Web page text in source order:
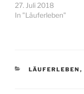
27. Juli 2018
In "Läuferleben"
KATEGORIEN
LÄUFERLEBEN ,